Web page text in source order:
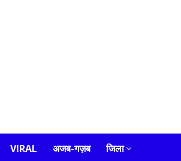
VIRAL अजब-गज़ब जिला